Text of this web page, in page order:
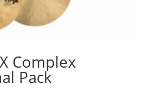
Complex
Pack